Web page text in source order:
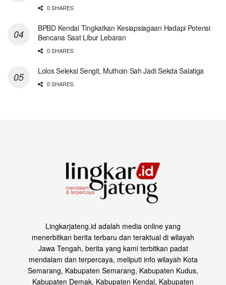
0 SHARES
BPBD Kendal Tingkatkan Kesiapsiagaan Hadapi Potensi
Bencana Saat Libur Lebaran
0 SHARES
Lolos Seleksi Sengit, Muthoin Sah Jadi Sekda Salatiga
0 SHARES
Lingkarjateng.id adalah media online yang
menerbitkan berita terbaru dan teraktual di wilayah
Jawa Tengah, berita yang kami terbitkan padat
mendalam dan terpercaya, meliputi info wilayah Kota
Semarang, Kabupaten Semarang, Kabupaten Kudus,
Kabupaten Demak, Kabupaten Kendal, Kabupaten